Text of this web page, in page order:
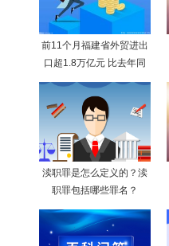
前11个月福建省外贸进出
口超1.8万亿元 比去年同
渎职罪是怎么定义的？渎
职罪包括哪些罪名？